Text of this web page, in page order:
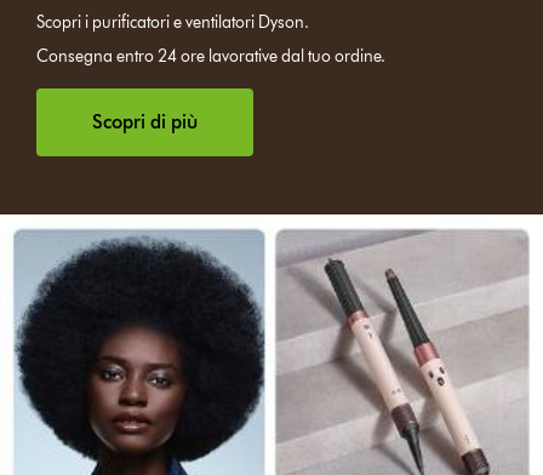
Scopri i purificatori e ventilatori Dyson.
Consegna entro 24 ore lavorative dal tuo ordine.
Scopri di più